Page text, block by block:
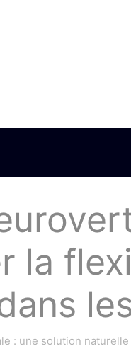
la
: une solution